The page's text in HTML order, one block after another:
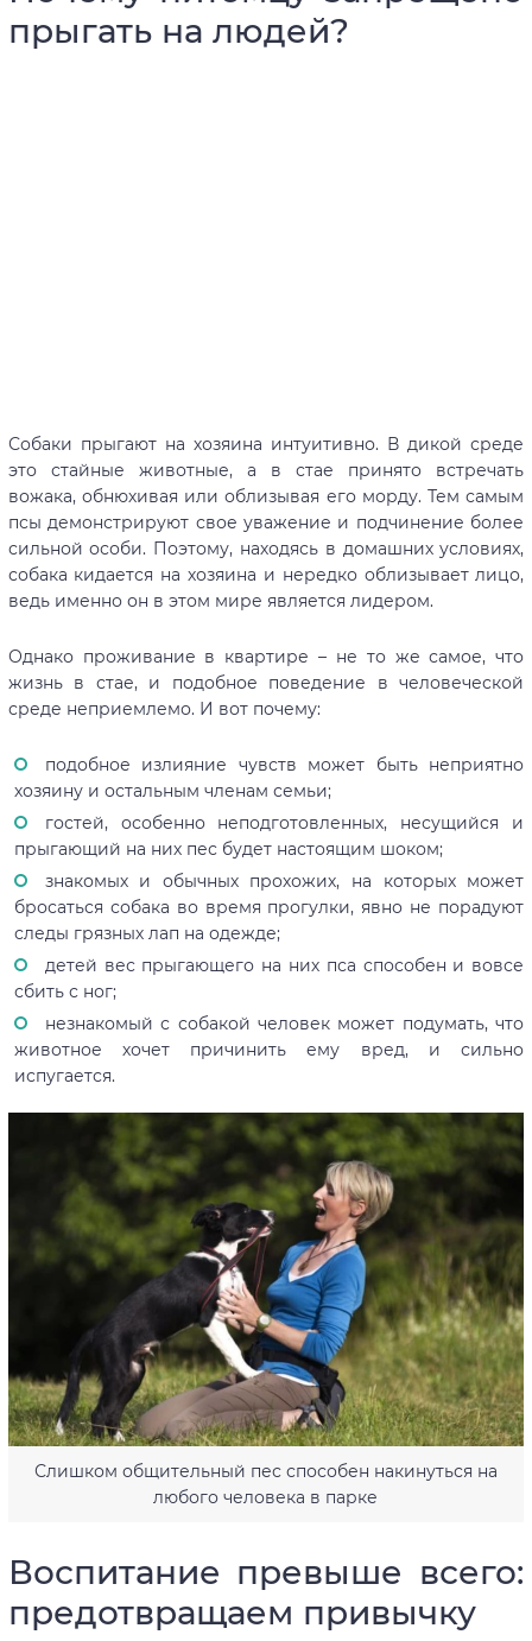
прыгать на людей?
Собаки прыгают на хозяина интуитивно. В дикой среде
это стайные животные, а в стае принято встречать
вожака, обнюхивая или облизывая его морду. Тем самым
псы демонстрируют свое уважение и подчинение более
сильной особи. Поэтому, находясь в домашних условиях,
собака кидается на хозяина и нередко облизывает лицо,
ведь именно он в этом мире является лидером.
Однако проживание в квартире – не то же самое, что
жизнь в стае, и подобное поведение в человеческой
среде неприемлемо. И вот почему:
подобное излияние чувств может быть неприятно
хозяину и остальным членам семьи;
гостей, особенно неподготовленных, несущийся и
прыгающий на них пес будет настоящим шоком;
знакомых и обычных прохожих, на которых может
бросаться собака во время прогулки, явно не порадуют
следы грязных лап на одежде;
детей вес прыгающего на них пса способен и вовсе
сбить с ног;
незнакомый с собакой человек может подумать, что
животное хочет причинить ему вред, и сильно
испугается.
Слишком общительный пес способен накинуться на
любого человека в парке
Воспитание превыше всего:
предотвращаем привычку